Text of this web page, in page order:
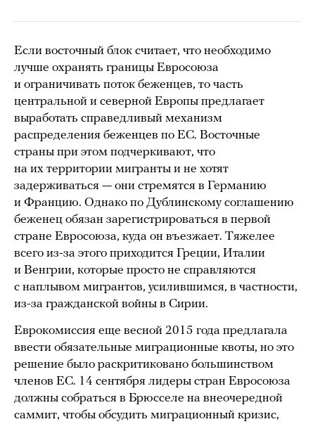
Если восточный блок считает, что необходимо
лучше охранять границы Евросоюза
и ограничивать поток беженцев, то часть
центральной и северной Европы предлагает
выработать справедливый механизм
распределения беженцев по ЕС. Восточные
страны при этом подчеркивают, что
на их территории мигранты и не хотят
задерживаться — они стремятся в Германию
и Францию. Однако по Дублинскому соглашению
беженец обязан зарегистрироваться в первой
стране Евросоюза, куда он въезжает. Тяжелее
всего из-за этого приходится Греции, Италии
и Венгрии, которые просто не справляются
с наплывом мигрантов, усилившимся, в частности,
из-за гражданской войны в Сирии.
Еврокомиссия еще весной 2015 года предлагала
ввести обязательные миграционные квоты, но это
решение было раскритиковано большинством
членов ЕС. 14 сентября лидеры стран Евросоюза
должны собраться в Брюсселе на внеочередной
саммит, чтобы обсудить миграционный кризис,